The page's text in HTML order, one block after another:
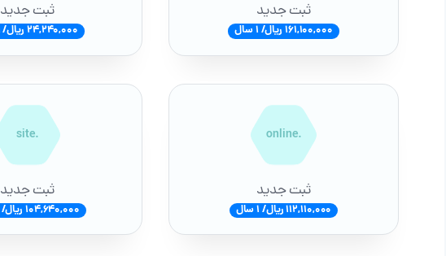
ثبت جدید
161,100,000 ریال/ 1 سال
ثبت جدید
24,240,000 ریال/ 1 سال
.online
ثبت جدید
112,110,000 ریال/ 1 سال
.site
ثبت جدید
104,640,000 ریال/ 1 سال